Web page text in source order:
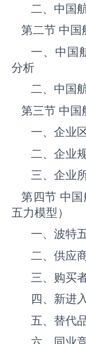
二、中国
第二节 中国
一、中国
分析
二、中国
第三节 中国
一、企业
二、企业
三、企业
第四节 中
五力模型）
一、波特
二、供应
三、购买
四、新进
五、替代